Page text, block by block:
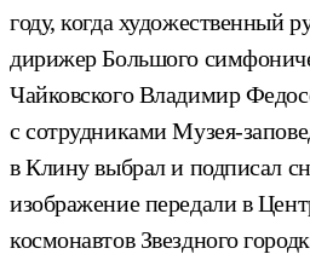
году, когда художественный
дирижер Большого
Чайковского Владимир
с сотрудниками Музея-
в Клину выбрал и подписал
изображение передали в
космонавтов Звездного